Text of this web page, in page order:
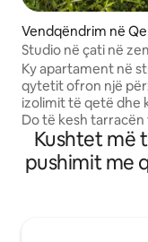
Vendqëndrim në
Studio në çati në
Ky apartament në
qytetit ofron një
izolimit të qetë dhe
Do të kesh
kopshtit me një
rehatinë e
studios, të gjitha
Kushtet më
pushimit me